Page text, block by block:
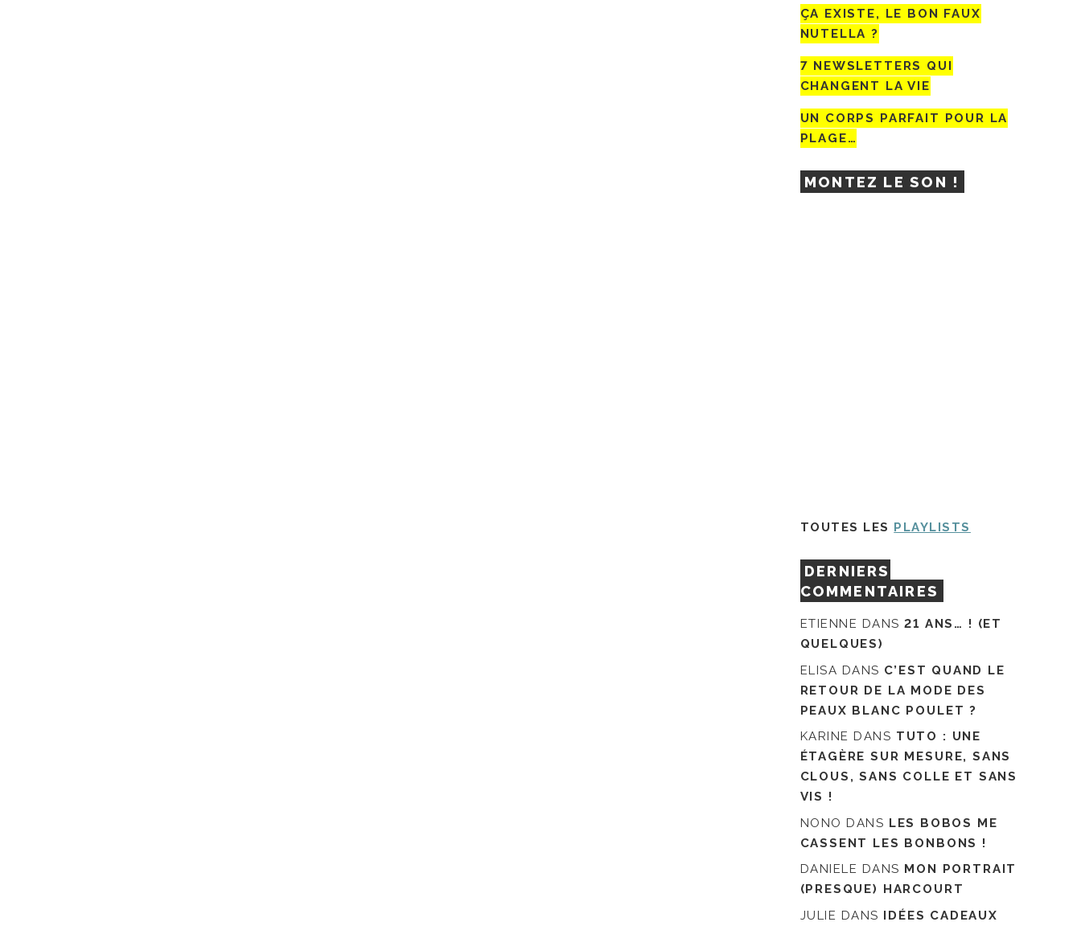
ÇA EXISTE, LE BON FAUX
NUTELLA ?
7 NEWSLETTERS QUI
CHANGENT LA VIE
UN CORPS PARFAIT POUR LA
PLAGE…
MONTEZ LE SON !
TOUTES LES PLAYLISTS
DERNIERS
COMMENTAIRES
ETIENNE DANS21 ANS… ! (ET
QUELQUES)
ELISA DANS C’EST QUAND LE
RETOUR DE LA MODE DES
PEAUX BLANC POULET ?
KARINE DANS TUTO : UNE
ÉTAGÈRE SUR MESURE, SANS
CLOUS, SANS COLLE ET SANS
VIS !
NONO DANS LES BOBOS ME
CASSENT LES BONBONS !
DANIELE DANS MON PORTRAIT
(PRESQUE) HARCOURT
JULIE DANS IDÉES CADEAUX